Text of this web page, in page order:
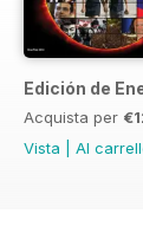
Edición de
Acquista per
Vista
Al